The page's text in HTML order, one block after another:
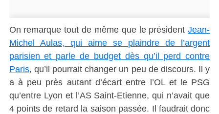
On remarque tout de même que le présidentJean-
Michel Aulas, qui aime se plaindre de l’argent
parisien et parle de budget dès qu’il perd contre
Paris, qu’il pourrait changer un peu de discours. Il y
a à peu près autant d’écart entre l’OL et le PSG
qu’entre Lyon et l’AS Saint-Etienne, qui n’avait que
4 points de retard la saison passée. Il faudrait donc